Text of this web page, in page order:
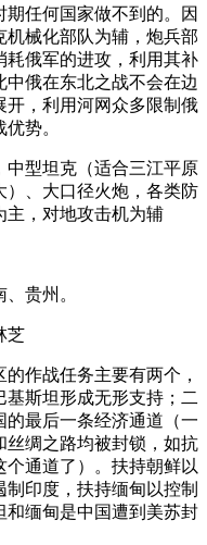
任何国家做不到的。因
机械化部队为辅，炮兵部
耗俄军的进攻，利用其补
俄在东北之战不会在边
开，利用河网众多限制俄
势。­
型坦克（适合三江平原
）、大口径火炮，各类防
主，对地攻击机为辅­
贵州。­
芝­
的作战任务主要有两个，
斯坦形成无形支持；二
的最后一条经济通道（一
丝绸之路均被封锁，如抗
个通道了）。扶持朝鲜以
印度，扶持缅甸以控制
和缅甸是中国遭到美苏封